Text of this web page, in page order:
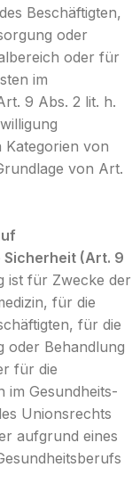
Beschäftigten,
oder
oder für
im
9 Abs. 2 lit. h.
Kategorien von
von Art.
(Art. 9
ist für Zwecke der
für die
für die
oder Behandlung
für die
im Gesundheits-
Unionsrechts
aufgrund eines